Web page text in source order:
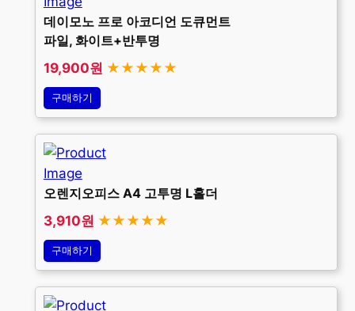
데이모노 프로 아코디언 도큐먼트
파일, 화이트+반투명
19,900원 ★★★★★
구매하기
오렌지오피스 A4 고투명 L홀더
3,910원 ★★★★★
구매하기